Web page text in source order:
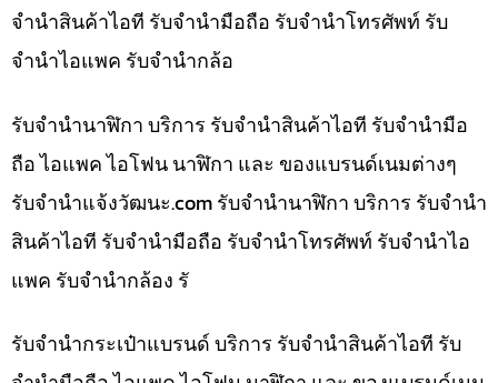
จำนำสินค้าไอที รับจำนำมือถือ รับจำนำโทรศัพท์ รับ
จำนำไอแพค รับจำนำกล้อ
รับจำนำนาฬิกา บริการ รับจำนำสินค้าไอที รับจำนำมือ
ถือ ไอแพค ไอโฟน นาฬิกา และ ของแบรนด์เนมต่างๆ
รับจํานําแจ้งวัฒนะ.com รับจำนำนาฬิกา บริการ รับจำนำ
สินค้าไอที รับจำนำมือถือ รับจำนำโทรศัพท์ รับจำนำไอ
แพค รับจำนำกล้อง รั
รับจำนำกระเป๋าแบรนด์ บริการ รับจำนำสินค้าไอที รับ